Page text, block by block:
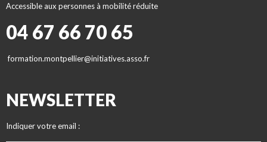
Accessible aux personnes à mobilité réduite
04 67 66 70 65
formation.montpellier@initiatives.asso.fr
NEWSLETTER
Indiquer votre email :